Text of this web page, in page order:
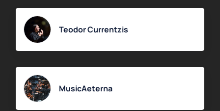
Teodor Currentzis
MusicAeterna